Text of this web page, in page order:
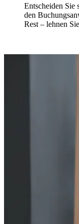
Entscheiden Sie
den
Rest – lehnen